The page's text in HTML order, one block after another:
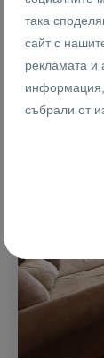
така
сайт с
рекламата и
информация,
събрали от